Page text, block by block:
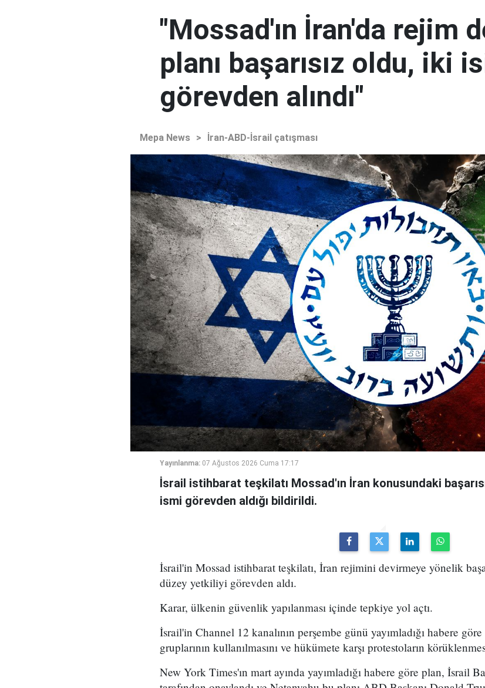
"Mossad'ın İran'da rejim
planı başarısız oldu, iki
görevden alındı"
Mepa News > İran-ABD-İsrail çatışması
Yayınlanma: 07 Ağustos 2026 Cuma 17:17
İsrail istihbarat teşkilatı Mossad'ın İran konusundaki
ismi görevden aldığı bildirildi.
İsrail'in Mossad istihbarat teşkilatı, İran rejimini devirmeye yönelik
düzey yetkiliyi görevden aldı.
Karar, ülkenin güvenlik yapılanması içinde tepkiye yol açtı.
İsrail'in Channel 12 kanalının perşembe günü yayımladığı habere
gruplarının kullanılmasını ve hükümete karşı protestoların
New York Times'ın mart ayında yayımladığı habere göre plan, İsrail